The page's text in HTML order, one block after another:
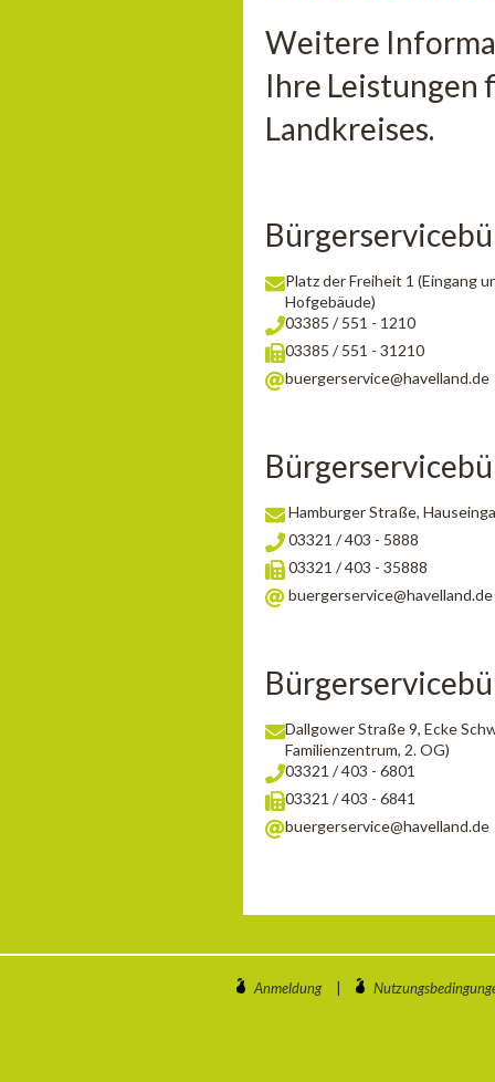
Weitere
Ihre Leistungen
Landkreises.
Platz der Freiheit 1 (Eingang
Hofgebäude)
03385 / 551 - 1210
03385 / 551 - 31210
buergerservice@havelland.de
Hamburger Straße,
03321 / 403 - 5888
03321 / 403 - 35888
buergerservice@havelland.de
Dallgower Straße 9, Ecke
Familienzentrum, 2. OG)
03321 / 403 - 6801
03321 / 403 - 6841
buergerservice@havelland.de
Anmeldung